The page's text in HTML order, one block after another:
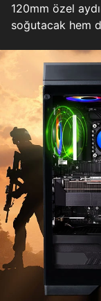
120mm özel
soğutacak hem